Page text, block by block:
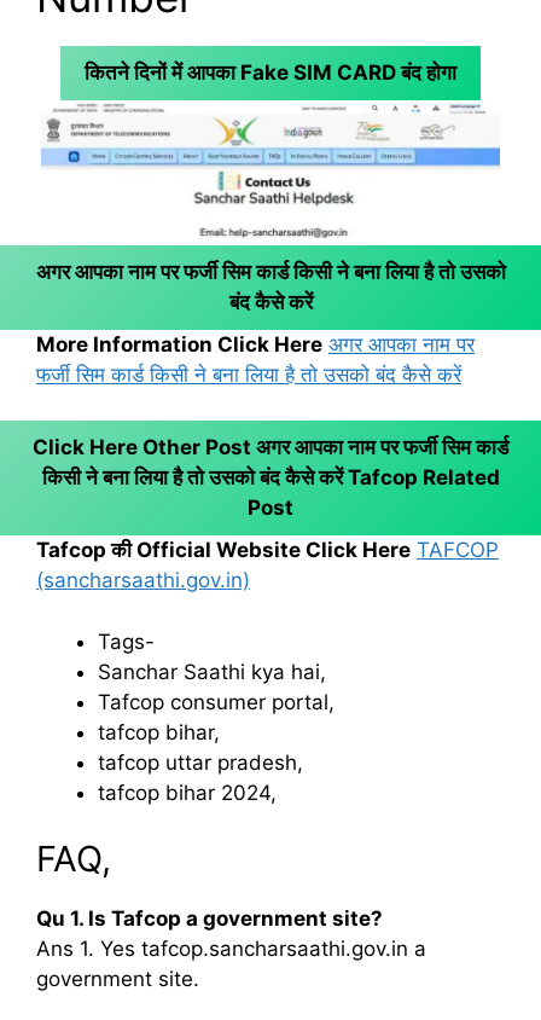
कितने दिनों में आपका Fake SIM CARD बंद होगा
अगर आपका नाम पर फर्जी सिम कार्ड किसी ने बना लिया है तो उसको
बंद कैसे करें
More Information Click Here अगर आपका नाम पर
फर्जी सिम कार्ड किसी ने बना लिया है तो उसको बंद कैसे करें
Click Here Other Post अगर आपका नाम पर फर्जी सिम कार्ड
किसी ने बना लिया है तो उसको बंद कैसे करेंTafcop Related
Post
Tafcop की Official Website Click Here TAFCOP
(sancharsaathi.gov.in)
Tags-
Sanchar Saathi kya hai,
Tafcop consumer portal,
tafcop bihar,
tafcop uttar pradesh,
tafcop bihar 2024,
FAQ,
Qu 1. Is Tafcop a government site?
Ans 1. Yes tafcop.sancharsaathi.gov.in a
government site.